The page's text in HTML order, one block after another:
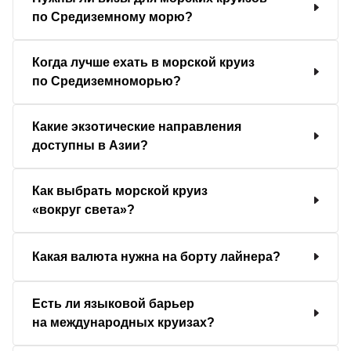
по Средиземному морю?
Когда лучше ехать в морской круиз
по Средиземноморью?
Какие экзотические направления
доступны в Азии?
Как выбрать морской круиз
«вокруг света»?
Какая валюта нужна на борту лайнера?
Есть ли языковой барьер
на международных круизах?